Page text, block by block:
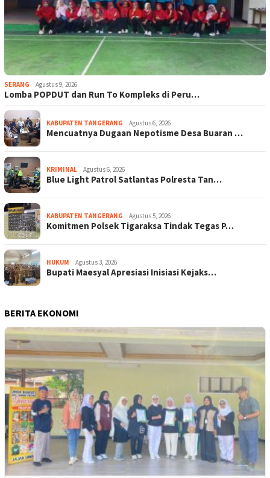
SERANG Agustus 9, 2026
Lomba POPDUT dan Run To Kompleks di Peru…
KABUPATEN TANGERANG Agustus 6, 2026
Mencuatnya Dugaan Nepotisme Desa Buaran …
KRIMINAL Agustus 6, 2026
Blue Light Patrol Satlantas Polresta Tan…
KABUPATEN TANGERANG Agustus 5, 2026
Komitmen Polsek Tigaraksa Tindak Tegas P…
HUKUM Agustus 3, 2026
Bupati Maesyal Apresiasi Inisiasi Kejaks…
BERITA EKONOMI